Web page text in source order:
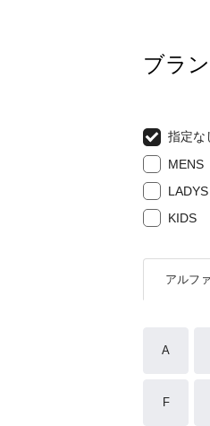
ブラ
指定な
MENS
LADYS
KIDS
アルフ
A
F